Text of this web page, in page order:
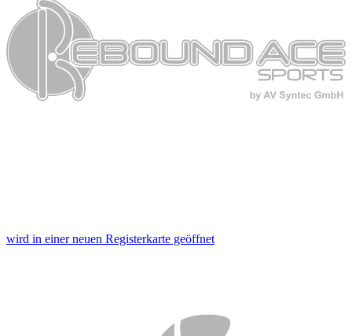
wird in einer neuen Registerkarte geöffnet